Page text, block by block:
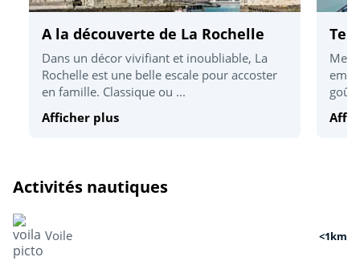
A la découverte de La Rochelle
Dans un décor vivifiant et inoubliable, La
Rochelle est une belle escale pour accoster
en famille. Classique ou ...
Afficher plus
Activités nautiques
Voile <1km